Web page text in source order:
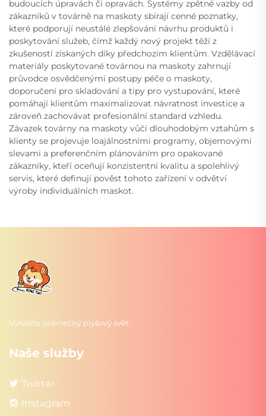
budoucích úpravách či opravách. Systémy zpětné vazby od
zákazníků v továrně na maskoty sbírají cenné poznatky,
které podporují neustálé zlepšování návrhu produktů i
poskytování služeb, čímž každý nový projekt těží z
zkušeností získaných díky předchozím klientům. Vzdělávací
materiály poskytované továrnou na maskoty zahrnují
průvodce osvědčenými postupy péče o maskoty,
doporučení pro skladování a tipy pro vystupování, které
pomáhají klientům maximalizovat návratnost investice a
zároveň zachovávat profesionální standard vzhledu.
Závazek továrny na maskoty vůči dlouhodobým vztahům s
klienty se projevuje loajálnostními programy, objemovými
slevami a preferenčním plánováním pro opakované
zákazníky, kteří oceňují konzistentní kvalitu a spolehlivý
servis, které definují pověst tohoto zařízení v odvětví
výroby individuálních maskot.
Vytvořte jedinečný plyšový svět
Naše služby
Twitter
Instagram